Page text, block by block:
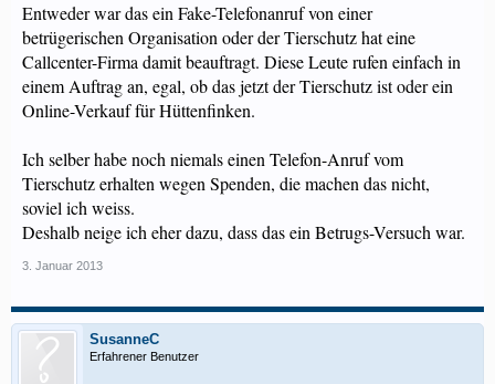
Entweder war das ein Fake-Telefonanruf von einer
betrügerischen Organisation oder der Tierschutz hat eine
Callcenter-Firma damit beauftragt. Diese Leute rufen einfach in
einem Auftrag an, egal, ob das jetzt der Tierschutz ist oder ein
Online-Verkauf für Hüttenfinken.
Ich selber habe noch niemals einen Telefon-Anruf vom
Tierschutz erhalten wegen Spenden, die machen das nicht,
soviel ich weiss.
Deshalb neige ich eher dazu, dass das ein Betrugs-Versuch war.
3. Januar 2013
SusanneC
Erfahrener Benutzer